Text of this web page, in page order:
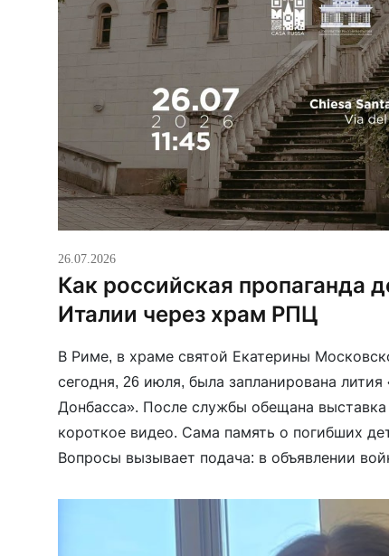
26.07.2026
Как российская пропаганда
Италии через храм РПЦ
В Риме, в храме святой Екатерины
сегодня, 26 июля, была запланирована
Донбасса». После службы обещана
короткое видео. Сама память о погибших
Вопросы вызывает подача: в объявлении
«ДНР». Мероприятие организовано